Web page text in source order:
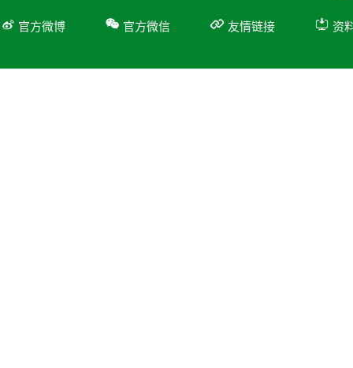
官方微博 官方微信 友情链接 资